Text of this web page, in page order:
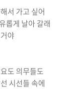
서 가고 싶어
롭게 날아 갈래
야
도 의무들도
시선들 속에